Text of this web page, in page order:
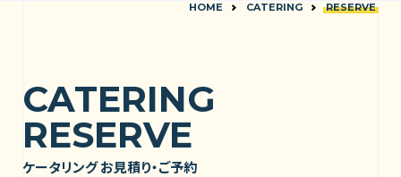
HOME CATERING RESERVE
CATERING
RESERVE
ケータリング お見積り・ご予約